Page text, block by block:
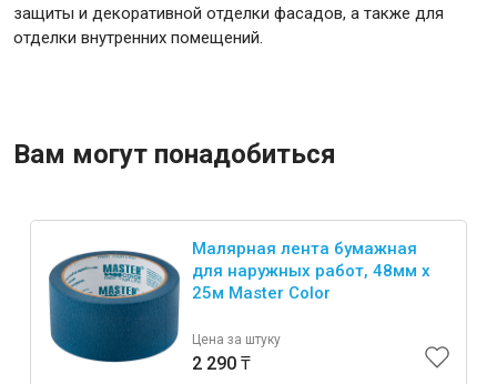
защиты и декоративной отделки фасадов, а также для
отделки внутренних помещений.
Вам могут понадобиться
Малярная лента бумажная
для наружных работ, 48мм x
25м Master Color
Цена за штуку
2 290 ₸